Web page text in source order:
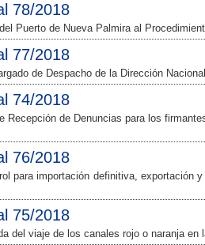
78/2018
Puerto de Nueva Palmira al
77/2018
de Despacho de la Dirección
74/2018
Recepción de Denuncias para los
76/2018
para importación definitiva, exportación
75/2018
del viaje de los canales rojo o naranja en